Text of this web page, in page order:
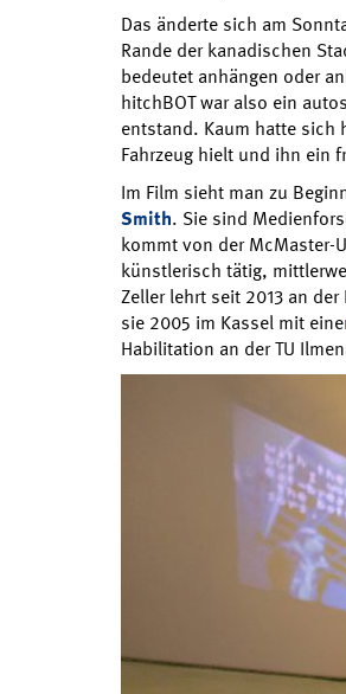
Das änderte sich am
Rande der kanadischen
bedeutet anhängen oder
hitchBOT war also ein
entstand. Kaum hatte sich
Fahrzeug hielt und ihn ein
Im Film sieht man zu
Smith. Sie sind
kommt von der McMaster-
künstlerisch tätig,
Zeller lehrt seit 2013 an
sie 2005 im Kassel mit
Habilitation an der TU